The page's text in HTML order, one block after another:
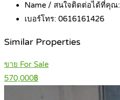
Name / สนใจติดต่อได้ที่คุณ:
เบอร์โทร: 0616161426
Similar Properties
ขาย For Sale
570,000฿